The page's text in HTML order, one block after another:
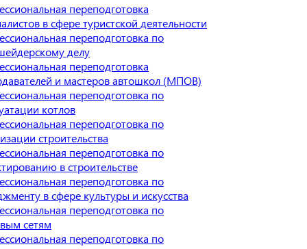
переподготовка
в сфере туристской деятельности
переподготовка по
делу
переподготовка
и мастеров автошкол (МПОВ)
переподготовка по
котлов
переподготовка по
строительства
переподготовка по
в строительстве
переподготовка по
в сфере культуры и искусства
переподготовка по
сетям
переподготовка по